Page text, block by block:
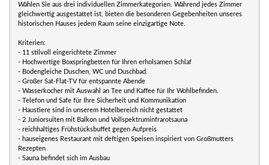
Wählen Sie aus drei individuellen Zimmerkategorien. Während jedes Zimmer
gleichwertig ausgestattet ist, bieten die besonderen Gegebenheiten unseres
historischen Hauses jedem Raum seine einzigartige Note.
Kriterien:
- 11 stilvoll eingerichtete Zimmer
- Hochwertige Boxspringbetten für Ihren erholsamen Schlaf
- Bodengleiche Duschen, WC und Duschbad.
- Großer Sat-Flat-TV für entspannte Abende
- Wasserkocher mit Auswahl an Tee und Kaffee für Ihr Wohlbefinden.
- Telefon und Safe für Ihre Sicherheit und Kommunikation
- Haustiere sind in unserem Hotelbereich nicht gestattet
- 2 Juniorsuiten mit Balkon und Vollspektruminfrarotsauna
- reichhaltiges Frühstücksbuffet gegen Aufpreis
- hauseigenes Restaurant mit deftigen Speisen inspiriert von Großmutters
Rezepten
- Sauna befindet sich im Ausbau